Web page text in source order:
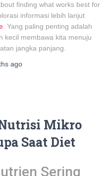
finding what works best for
informasi lebih lanjut
. Yang paling penting adalah
kecil membawa kita menuju
jangka panjang.
ago
Mikro
Saat Diet
Sering